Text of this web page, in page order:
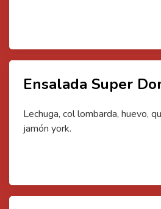
Ensalada Super
Lechuga, col lombarda, huevo,
jamón york.